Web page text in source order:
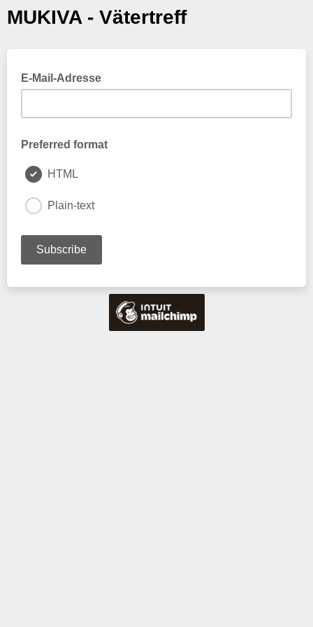
MUKIVA - Vätertreff
E-Mail-Adresse
Preferred format
HTML
Plain-text